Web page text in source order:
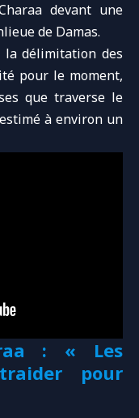
devant une
de Damas.
la délimitation des
pour le moment,
que traverse le
à environ un
: « Les
pour